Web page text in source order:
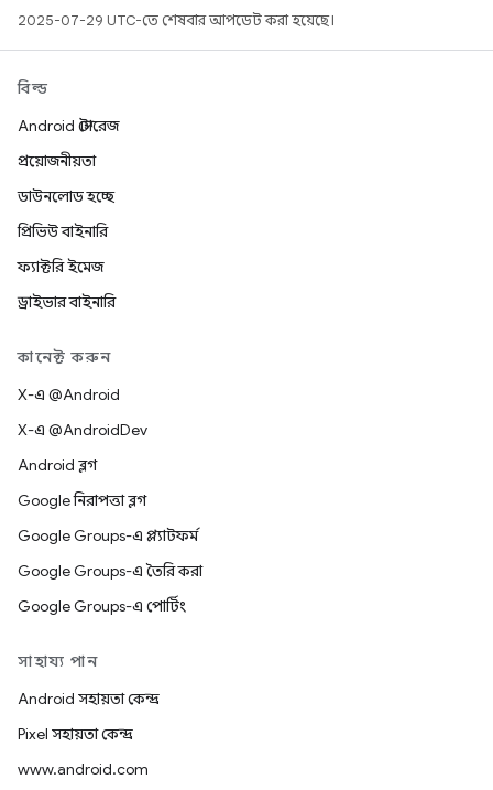
2025-07-29 UTC-তে শেষবার আপডেট করা হয়েছে।
বিল্ড
Android স্টোরেজ
প্রয়োজনীয়তা
ডাউনলোড হচ্ছে
প্রিভিউ বাইনারি
ফ্যাক্টরি ইমেজ
ড্রাইভার বাইনারি
কানেক্ট করুন
X-এ @Android
X-এ @AndroidDev
Android ব্লগ
Google নিরাপত্তা ব্লগ
Google Groups-এ প্ল্যাটফর্ম
Google Groups-এ তৈরি করা
Google Groups-এ পোর্টিং
সাহায্য পান
Android সহায়তা কেন্দ্র
Pixel সহায়তা কেন্দ্র
www.android.com